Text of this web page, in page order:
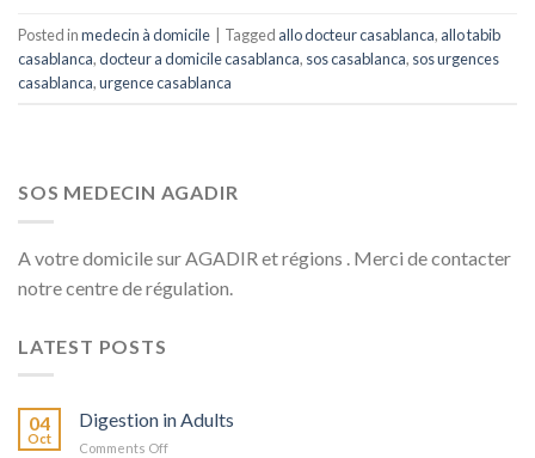
Posted inmedecin à domicile | Tagged allo docteur casablanca, allo tabib
casablanca,docteur a domicile casablanca, sos casablanca, sos urgences
casablanca,urgence casablanca
SOS MEDECIN AGADIR
A votre domicile sur AGADIR et régions . Merci de contacter
notre centre de régulation.
LATEST POSTS
04
Oct
Digestion in Adults
Comments Offon